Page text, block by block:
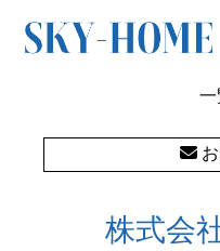
柏尾町イ
一
株式会